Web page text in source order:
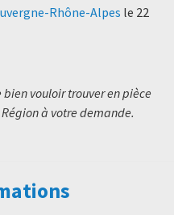
Rhône-Alpes le 22
vouloir trouver en pièce
à votre demande.